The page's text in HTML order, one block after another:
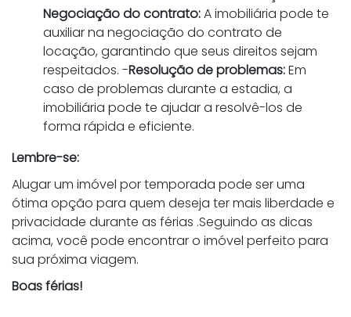
Negociação do contrato:A imobiliária pode te
auxiliar na negociação do contrato de
locação, garantindo que seus direitos sejam
respeitados. -Resolução de problemas:Em
caso de problemas durante a estadia, a
imobiliária pode te ajudar a resolvê-los de
forma rápida e eficiente.
Lembre-se:
Alugar um imóvel por temporada pode ser uma
ótima opção para quem deseja ter mais liberdade e
privacidade durante as férias .Seguindo as dicas
acima, você pode encontrar o imóvel perfeito para
sua próxima viagem.
Boas férias!